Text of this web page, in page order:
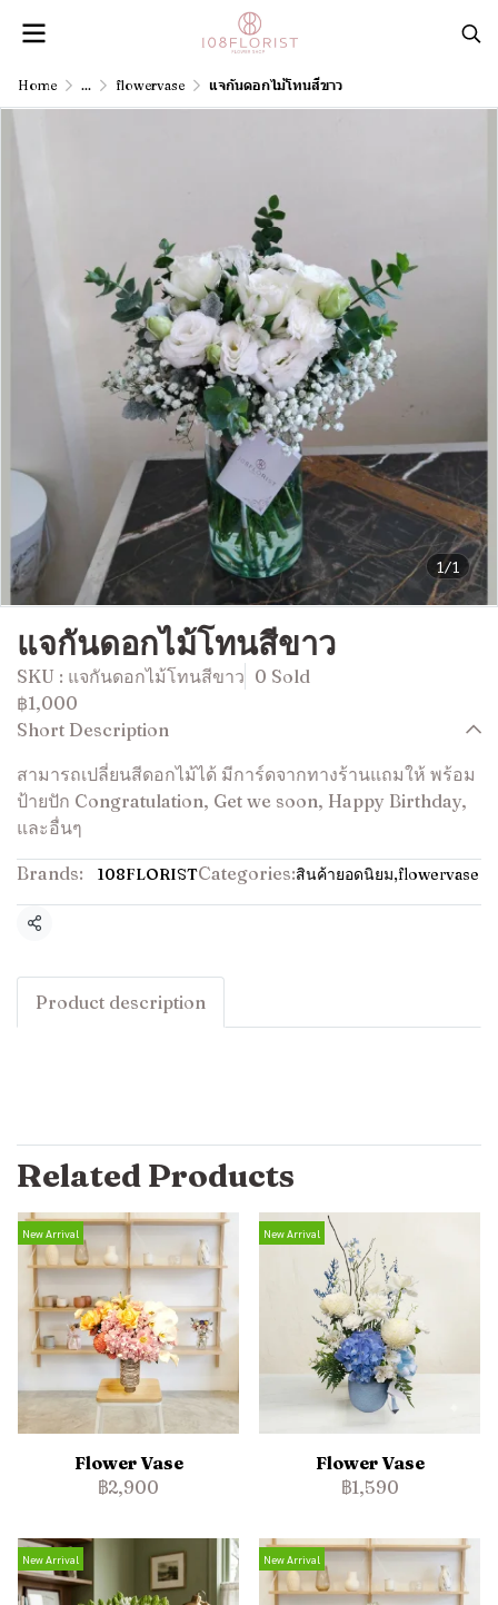
Home ... flowervase แจกันดอกไม้โทนสีขาว
1/1
แจกันดอกไม้โทนสีขาว
SKU : แจกันดอกไม้โทนสีขาว 0 Sold
฿1,000
Short Description
สามารถเปลี่ยนสีดอกไม้ได้ มีการ์ดจากทางร้านแถมให้ พร้อม
ป้ายปัก Congratulation, Get we soon, Happy Birthday,
และอื่นๆ
Brands: 108FLORISTCategories:สินค้ายอดนิยม,flowervase
Share
Product description
Related Products
New Arrival
Flower Vase
฿2,900
New Arrival
Flower Vase
฿1,590
New Arrival New Arrival